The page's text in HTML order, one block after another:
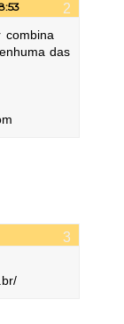
combina
das